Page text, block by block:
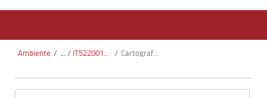
Ambiente / IT5220017 - Cascata delle Marmore / Cartografia Habitat.pdf